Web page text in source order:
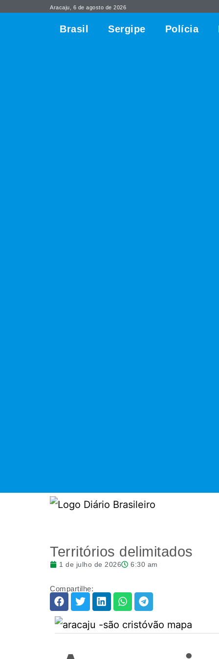
Aracaju, 6 de agosto de 2026
Brasil Sergipe Polícia
Territórios delimitados
1 de julho de 2026 6:30 am
Compartilhe: